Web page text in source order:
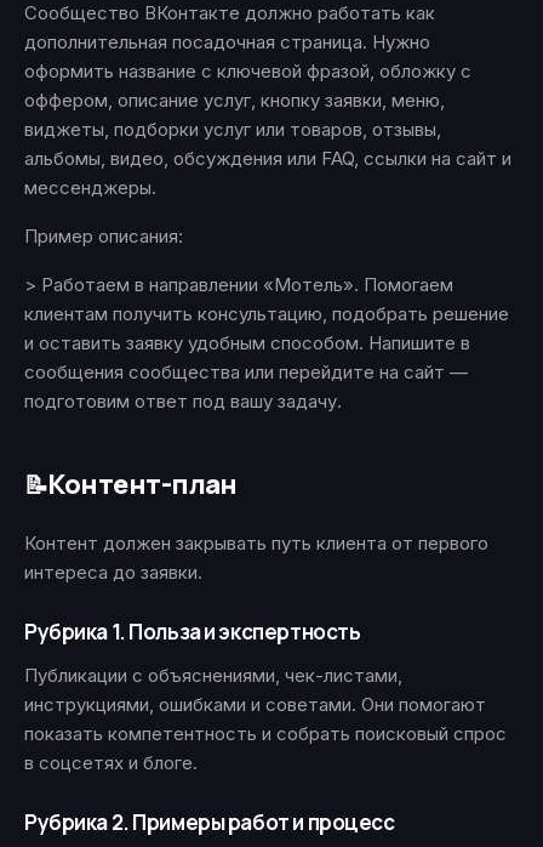
Сообщество ВКонтакте должно работать как
дополнительная посадочная страница. Нужно
оформить название с ключевой фразой, обложку с
оффером, описание услуг, кнопку заявки, меню,
виджеты, подборки услуг или товаров, отзывы,
альбомы, видео, обсуждения или FAQ, ссылки на сайт и
мессенджеры.
Пример описания:
> Работаем в направлении «Мотель». Помогаем
клиентам получить консультацию, подобрать решение
и оставить заявку удобным способом. Напишите в
сообщения сообщества или перейдите на сайт —
подготовим ответ под вашу задачу.
📝Контент-план
Контент должен закрывать путь клиента от первого
интереса до заявки.
Рубрика 1. Польза и экспертность
Публикации с объяснениями, чек-листами,
инструкциями, ошибками и советами. Они помогают
показать компетентность и собрать поисковый спрос
в соцсетях и блоге.
Рубрика 2. Примеры работ и процесс